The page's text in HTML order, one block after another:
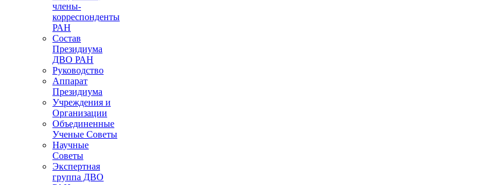
члены-
корреспонденты
РАН
Состав
Президиума
ДВО РАН
Руководство
Аппарат
Президиума
Учреждения и
Организации
Объединенные
Ученые Советы
Научные
Советы
Экспертная
группа ДВО